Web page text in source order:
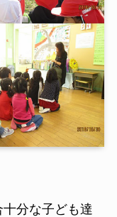
分な子ども達